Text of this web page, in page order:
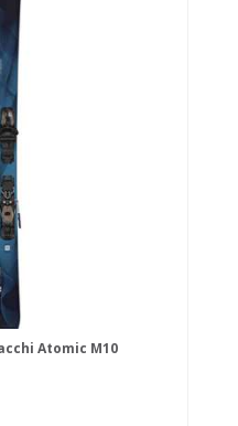
Atomic M10